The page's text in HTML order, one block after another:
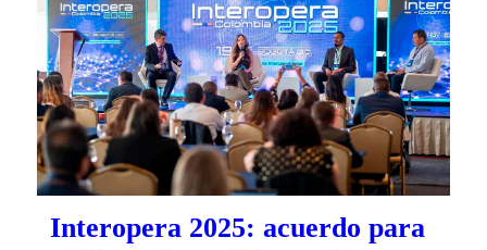
Interopera 2025: acuerdo para